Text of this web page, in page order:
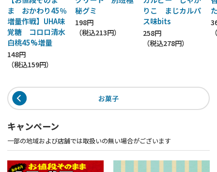
ま おかわり45％
増量作戦】UHA味
覚糖 コロロ清水
白桃45%増量
148円
（税込159円）
秘グミ
198円
（税込213円）
りこ まじカルパ
ス味bits
258円
（税込278円）
お菓子
キャンペーン
一部の地域および店舗では取扱いの無い場合がございます